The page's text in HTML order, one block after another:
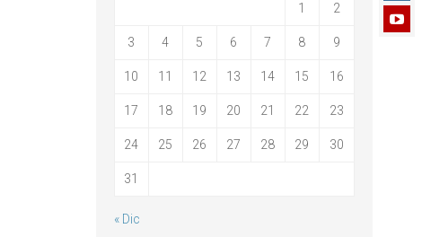
1 2
3 4 5 6 7 8 9
10 11 12 13 14 15 16
17 18 19 20 21 22 23
24 25 26 27 28 29 30
31
« Dic